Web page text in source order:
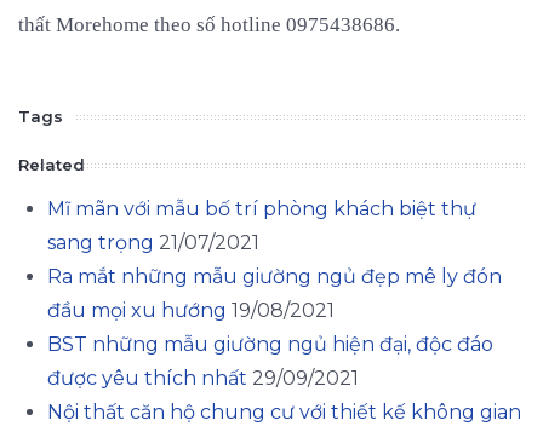
thất Morehome theo số hotline 0975438686.
Tags
Related
Mĩ mãn với mẫu bố trí phòng khách biệt thự
sang trọng 21/07/2021
Ra mắt những mẫu giường ngủ đẹp mê ly đón
đầu mọi xu hướng 19/08/2021
BST những mẫu giường ngủ hiện đại, độc đáo
được yêu thích nhất 29/09/2021
Nội thất căn hộ chung cư với thiết kế không gian